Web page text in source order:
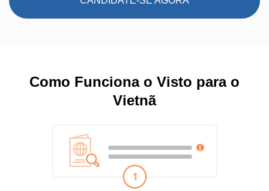
Como Funciona o Visto para o
Vietnã